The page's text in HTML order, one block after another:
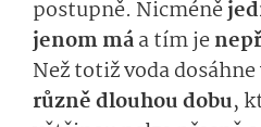
postupně. Nicméně
jenom máa tím je
Než totiž voda
různě dlouhou dobu,